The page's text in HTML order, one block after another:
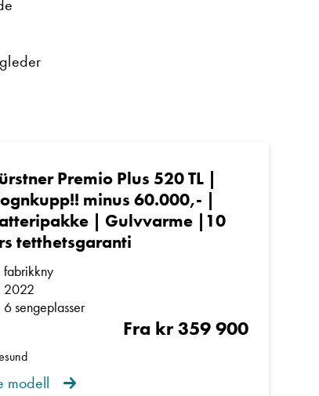
Premio Plus 520 TL |
minus 60.000,- |
| Gulvvarme |10
tetthetsgaranti
fabrikkny
2022
6 sengeplasser
Fra kr 359 900
modell